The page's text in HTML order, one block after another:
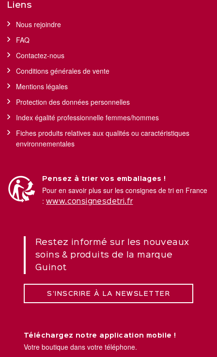
Liens
Nous rejoindre
FAQ
Contactez-nous
Conditions générales de vente
Mentions légales
Protection des données personnelles
Index égalité professionnelle femmes/hommes
Fiches produits relatives aux qualités ou caractéristiques
environnementales
Pensez à trier vos emballages !
Pour en savoir plus sur les consignes de tri en France
: www.consignesdetri.fr
Restez informé sur les nouveaux
soins & produits de la marque
Guinot
S’INSCRIRE À LA NEWSLETTER
Téléchargez notre application mobile !
Votre boutique dans votre téléphone.